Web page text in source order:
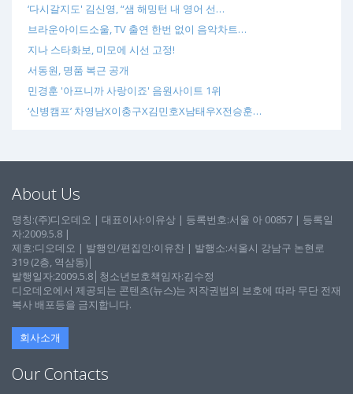
‘다시갈지도' 김신영, “샘 해밍턴 내 영어 선…
브라운아이드소울, TV 출연 한번 없이 음악차트…
지나 스타화보, 미모에 시선 고정!
서동원, 명품 복근 공개
민경훈 '아프니까 사랑이죠' 음원사이트 1위
‘신병캠프’ 차영남X이충구X김민호X남태우X전승훈…
About Us
명칭:(주)디오데오 | 대표이사:이유상 | 등록번호:서울 아 00857 | 등록일
자:2009.5.8 |
제호:디오데오 | 발행인/편집인:이유찬 | 발행소:서울시 강남구 논현로
319 (2층, 역삼동)│
발행일자:2009.5.8│청소년보호책임자:김수정
디오데오에서 제공되는 콘텐츠(뉴스)는 저작권법의 보호에 따라 무단 전재
복사 배포등을 금지합니다.
회사소개
Our Contacts